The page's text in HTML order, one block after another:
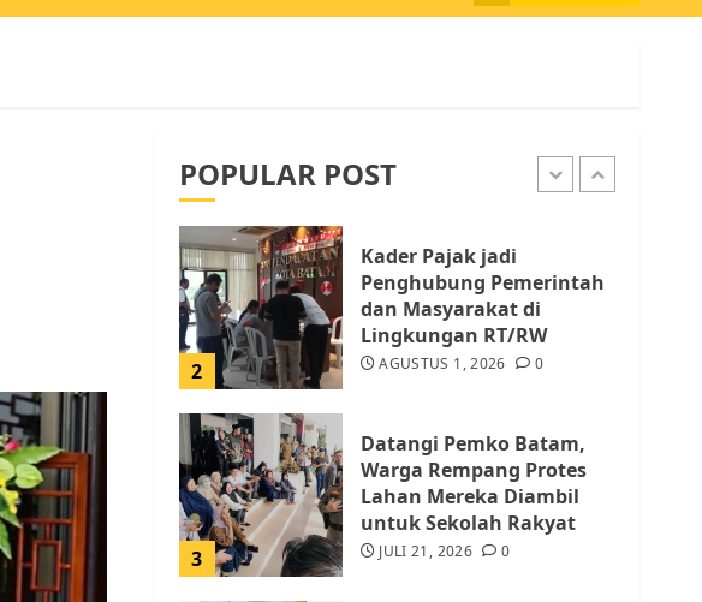
POPULAR POST
1 AGUSTUS 1, 2026
2
Kader Pajak jadi
Penghubung Pemerintah
dan Masyarakat di
Lingkungan RT/RW
AGUSTUS 1, 2026 0
3
Datangi Pemko Batam,
Warga Rempang Protes
Lahan Mereka Diambil
untuk Sekolah Rakyat
JULI 21, 2026 0